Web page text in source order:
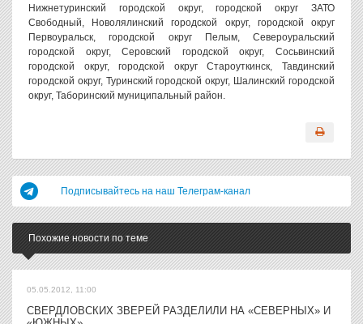
Нижнетуринский городской округ, городской округ ЗАТО
Свободный, Новолялинский городской округ, городской округ
Первоуральск, городской округ Пелым, Североуральский
городской округ, Серовский городской округ, Сосьвинский
городской округ, городской округ Староуткинск, Тавдинский
городской округ, Туринский городской округ, Шалинский городской
округ, Таборинский муниципальный район.
Подписывайтесь на наш Телеграм-канал
Похожие новости по теме
05.05.2012, 11:00
СВЕРДЛОВСКИХ ЗВЕРЕЙ РАЗДЕЛИЛИ НА «СЕВЕРНЫХ» И